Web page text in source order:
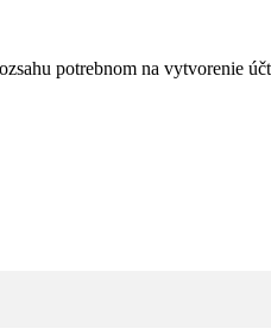
potrebnom na vytvorenie